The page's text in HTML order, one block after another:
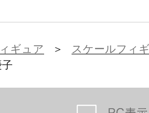
メタイトルにも使用さ
(別売り)とは対照的な
ギュア ＞ スケールフィ